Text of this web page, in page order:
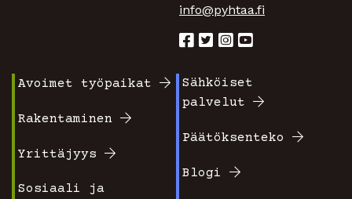
info@pyhtaa.fi
valikko
1
Avoimet työpaikat
Rakentaminen
Yrittäjyys
Sosiaali ja
Footer
2
Sähköiset
palvelut
Päätöksenteko
Blogi